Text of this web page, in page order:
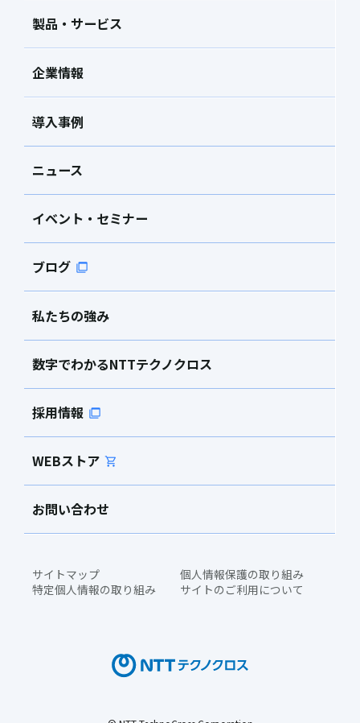
製品・サービス
企業情報
導入事例
ニュース
イベント・セミナー
ブログ
私たちの強み
数字でわかるNTTテクノクロス
採用情報
WEBストア
お問い合わせ
サイトマップ
個人情報保護の取り組み
特定個人情報の取り組み
サイトのご利用について